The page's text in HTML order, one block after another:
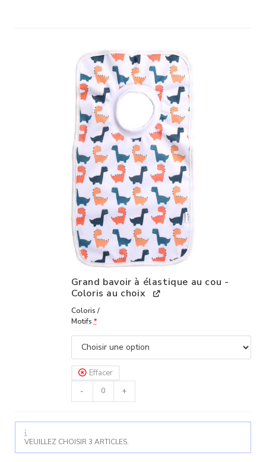
Grand bavoir à élastique au cou -
Coloris au choix
Coloris /
Motifs *
Effacer
-
+
VEUILLEZ CHOISIR 3 ARTICLES.